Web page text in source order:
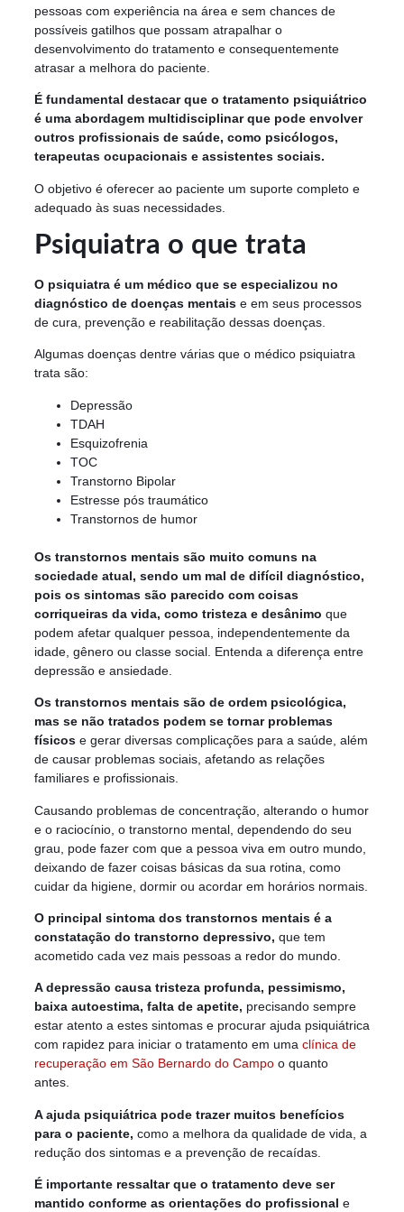
pessoas com experiência na área e sem chances de
possíveis gatilhos que possam atrapalhar o
desenvolvimento do tratamento e consequentemente
atrasar a melhora do paciente.
É fundamental destacar que o tratamento psiquiátrico
é uma abordagem multidisciplinar que pode envolver
outros profissionais de saúde, como psicólogos,
terapeutas ocupacionais e assistentes sociais.
O objetivo é oferecer ao paciente um suporte completo e
adequado às suas necessidades.
Psiquiatra o que trata
O psiquiatra é um médico que se especializou no
diagnóstico de doenças mentais e em seus processos
de cura, prevenção e reabilitação dessas doenças.
Algumas doenças dentre várias que o médico psiquiatra
trata são:
Depressão
TDAH
Esquizofrenia
TOC
Transtorno Bipolar
Estresse pós traumático
Transtornos de humor
Os transtornos mentais são muito comuns na
sociedade atual, sendo um mal de difícil diagnóstico,
pois os sintomas são parecido com coisas
corriqueiras da vida, como tristeza e desânimo que
podem afetar qualquer pessoa, independentemente da
idade, gênero ou classe social. Entenda a diferença entre
depressão e ansiedade.
Os transtornos mentais são de ordem psicológica,
mas se não tratados podem se tornar problemas
físicos e gerar diversas complicações para a saúde, além
de causar problemas sociais, afetando as relações
familiares e profissionais.
Causando problemas de concentração, alterando o humor
e o raciocínio, o transtorno mental, dependendo do seu
grau, pode fazer com que a pessoa viva em outro mundo,
deixando de fazer coisas básicas da sua rotina, como
cuidar da higiene, dormir ou acordar em horários normais.
O principal sintoma dos transtornos mentais é a
constatação do transtorno depressivo, que tem
acometido cada vez mais pessoas a redor do mundo.
A depressão causa tristeza profunda, pessimismo,
baixa autoestima, falta de apetite, precisando sempre
estar atento a estes sintomas e procurar ajuda psiquiátrica
com rapidez para iniciar o tratamento em uma clínica de
recuperação em São Bernardo do Campo o quanto
antes.
A ajuda psiquiátrica pode trazer muitos benefícios
para o paciente, como a melhora da qualidade de vida, a
redução dos sintomas e a prevenção de recaídas.
É importante ressaltar que o tratamento deve ser
mantido conforme as orientações do profissional e